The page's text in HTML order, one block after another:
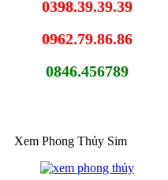
0398.39.39.39
0962.79.86.86
0846.456789
Xem Phong Thủy Sim